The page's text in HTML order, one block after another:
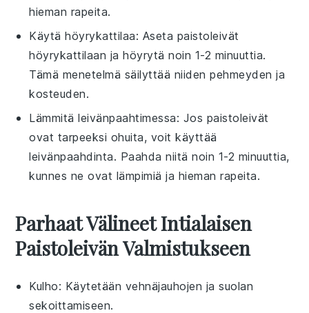
hieman rapeita.
Käytähöyrykattilaa: Aseta paistoleivät
höyrykattilaan ja höyrytä noin 1-2 minuuttia.
Tämä menetelmä säilyttää niiden pehmeyden ja
kosteuden.
Lämmitäleivänpaahtimessa: Jos paistoleivät
ovat tarpeeksi ohuita, voit käyttää
leivänpaahdinta. Paahda niitä noin 1-2 minuuttia,
kunnes ne ovat lämpimiä ja hieman rapeita.
Parhaat Välineet Intialaisen
Paistoleivän Valmistukseen
Kulho: Käytetään vehnäjauhojen ja suolan
sekoittamiseen.